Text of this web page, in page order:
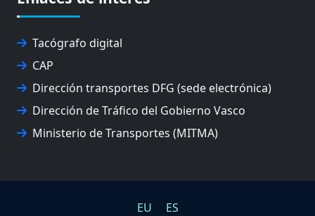
FITRANS
JUNTA ARBITRAL DEL TRANSPORTE DE GIPUZKOA
MONDRAGÓN UNIBERTSITATEA
Tacógrafo digital
CAP
Dirección transportes DFG (sede electrónica)
Dirección de Tráfico del Gobierno Vasco
Ministerio de Transportes (MITMA)
EU ES